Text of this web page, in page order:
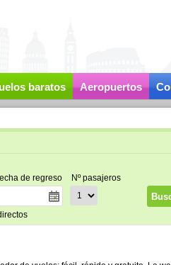
baratos Aeropuertos
de regreso Nº pasajeros